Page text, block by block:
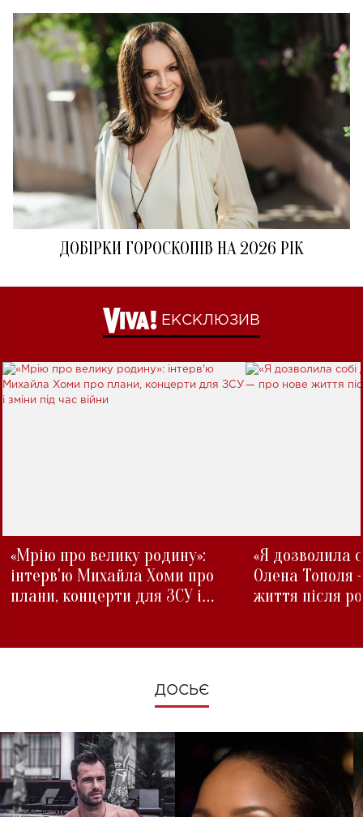
ДОБІРКИ ГОРОСКОПІВ НА 2026 РІК
ЕКСКЛЮЗИВ
«Мрію про велику родину»:
інтерв'ю Михайла Хоми про
плани, концерти для ЗСУ і
«Я дозволила
Олена Тополя
життя після
ДОСЬЄ